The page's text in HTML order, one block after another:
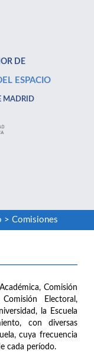
DE
ESPACIO
MADRID
> Comisiones
Comisión
Electoral,
la Escuela
con diversas
cuya frecuencia
cada período.